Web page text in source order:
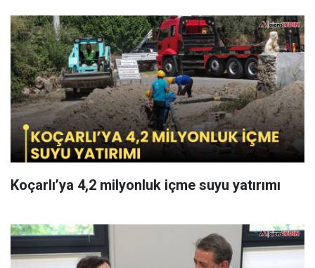
Koçarlı’ya 4,2 milyonluk içme suyu yatırımı